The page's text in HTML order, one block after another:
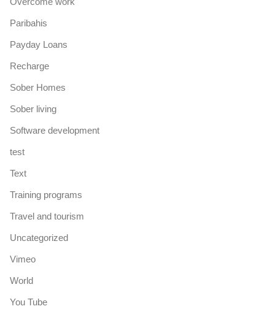
Paribahis
Payday Loans
Recharge
Sober Homes
Sober living
Software development
test
Text
Training programs
Travel and tourism
Uncategorized
Vimeo
World
You Tube